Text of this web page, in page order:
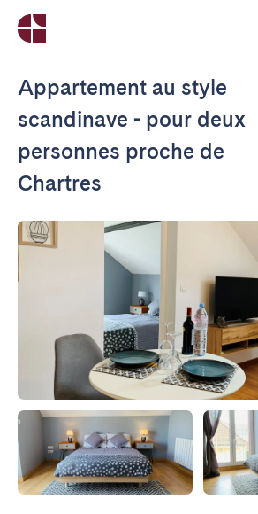
Appartement au style
scandinave - pour deux
personnes proche de
Chartres